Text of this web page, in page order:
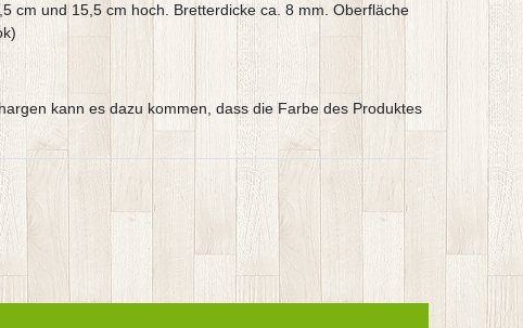
cm und 15,5 cm hoch. Bretterdicke ca. 8 mm. Oberfläche
kann es dazu kommen, dass die Farbe des Produktes